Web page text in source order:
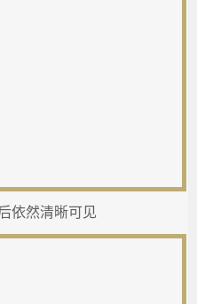
依然清晰可见